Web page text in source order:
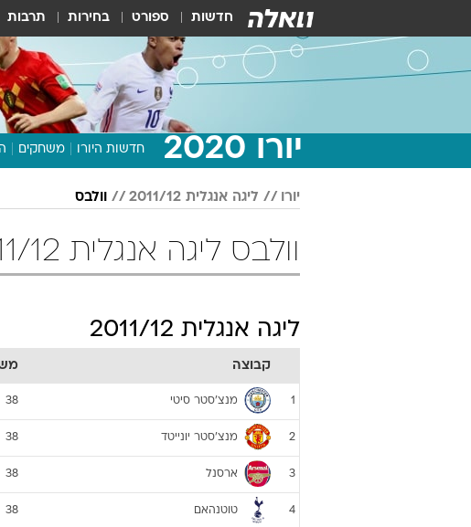
חדשות ספורט בחירות תרבות
יורו 2020 חדשות היורו משחקים
יורו ליגה אנגלית 2011/12 וולבס
וולבס ליגה אנגלית 2011/12 כדורגל
ליגה אנגלית 2011/12
קבוצה
1 מנצ'סטר סיטי 38
2 מנצ'סטר יונייטד 38
3 ארסנל 38
4 טוטנהאם 38